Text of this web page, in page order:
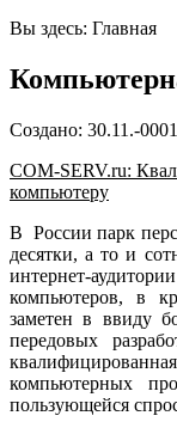
Вы здесь: Главная
Создано: 30.11.-
COM-SERV.ru:
компьютеру
В России парк
десятки, а то и
интернет-
компьютеров, в
заметен в ввиду
передовых
компьютерных
пользующейся